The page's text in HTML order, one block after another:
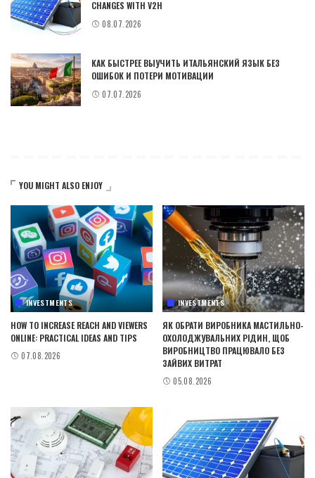
CHANGES WITH V2H
08.07.2026
КАК БЫСТРЕЕ ВЫУЧИТЬ ИТАЛЬЯНСКИЙ ЯЗЫК БЕЗ
ОШИБОК И ПОТЕРИ МОТИВАЦИИ
07.07.2026
YOU MIGHT ALSO ENJOY
INVESTMENTS
HOW TO INCREASE REACH AND VIEWERS
ONLINE: PRACTICAL IDEAS AND TIPS
07.08.2026
INVESTMENTS
ЯК ОБРАТИ ВИРОБНИКА МАСТИЛЬНО-
ОХОЛОДЖУВАЛЬНИХ РІДИН, ЩОБ
ВИРОБНИЦТВО ПРАЦЮВАЛО БЕЗ
ЗАЙВИХ ВИТРАТ
05.08.2026